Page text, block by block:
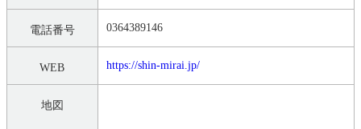
電話番号 0364389146
WEB https://shin-mirai.jp/
地図